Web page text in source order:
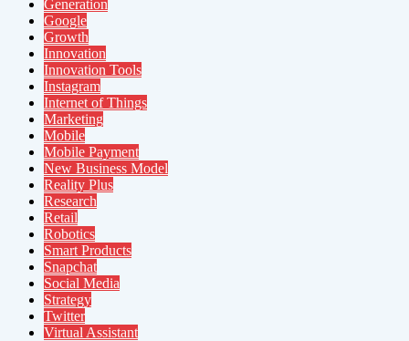
Generation
Google
Growth
Innovation
Innovation Tools
Instagram
Internet of Things
Marketing
Mobile
Mobile Payment
New Business Model
Reality Plus
Research
Retail
Robotics
Smart Products
Snapchat
Social Media
Strategy
Twitter
Virtual Assistant